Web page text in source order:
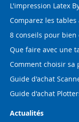
L'impression Latex
Comparez les tables
8 conseils pour bien
Que faire avec une
Comment choisir sa
Guide d'achat
Guide d'achat
Actualités